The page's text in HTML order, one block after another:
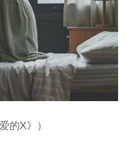
的X》）